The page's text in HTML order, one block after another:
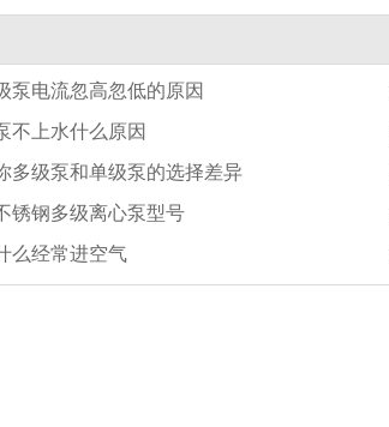
泵电流忽高忽低的原因
不上水什么原因
多级泵和单级泵的选择差异
锈钢多级离心泵型号
么经常进空气